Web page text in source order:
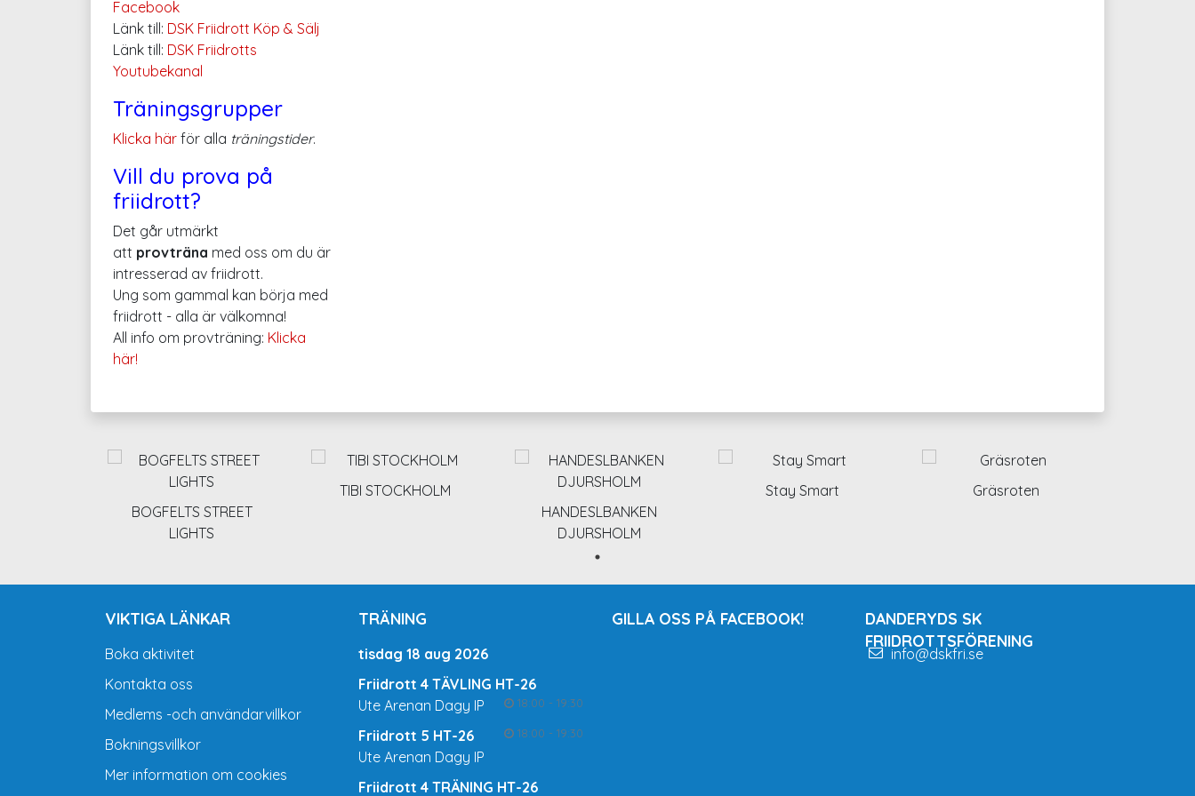
Facebook
Länk till: DSK Friidrott Köp & Sälj
Länk till: DSK Friidrotts
Youtubekanal
Träningsgrupper
Klicka här för alla träningstider.
Vill du prova på
friidrott?
Det går utmärkt
att provträna med oss om du är
intresserad av friidrott.
Ung som gammal kan börja med
friidrott - alla är välkomna!
All info om provträning: Klicka
här!
BOGFELTS STREET
LIGHTS
TIBI STOCKHOLM
HANDESLBANKEN
DJURSHOLM
Stay Smart Gräsroten
VIKTIGA LÄNKAR
Boka aktivitet
Kontakta oss
Medlems -och användarvillkor
Bokningsvillkor
Mer information om cookies
TRÄNING
tisdag 18 aug 2026
Friidrott 4 TÄVLING HT-26
18:00 - 19:30
Ute Arenan Dagy IP
Friidrott 5 HT-26
18:00 - 19:30
Ute Arenan Dagy IP
Friidrott 4 TRÄNING HT-26
GILLA OSS PÅ FACEBOOK!
DANDERYDS SK
FRIIDROTTSFÖRENING
info@dskfri.se